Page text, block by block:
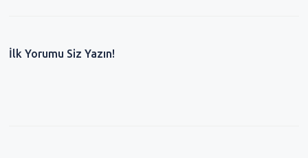
İlk Yorumu Siz Yazın!